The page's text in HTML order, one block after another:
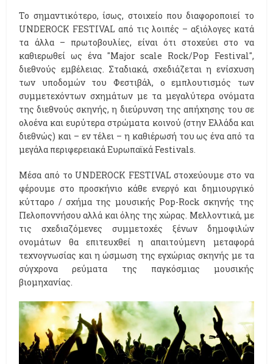
Το σημαντικότερο, ίσως, στοιχείο που διαφοροποιεί το
UNDEROCK FESTIVAL από τις λοιπές – αξιόλογες κατά
τα άλλα – πρωτοβουλίες, είναι ότι στοχεύει στο να
καθιερωθεί ως ένα "Major scale Rock/Pop Festival",
διεθνούς εμβέλειας. Σταδιακά, σχεδιάζεται η ενίσχυση
των υποδομών του Φεστιβάλ, ο εμπλουτισμός των
συμμετεχόντων σχημάτων με τα μεγαλύτερα ονόματα
της διεθνούς σκηνής, η διεύρυνση της απήχησης του σε
ολοένα και ευρύτερα στρώματα κοινού (στην Ελλάδα και
διεθνώς) και – εν τέλει – η καθιέρωσή του ως ένα από τα
μεγάλα περιφερειακά Ευρωπαϊκά Festivals.
Μέσα από το UNDEROCK FESTIVAL στοχεύουμε στο να
φέρουμε στο προσκήνιο κάθε ενεργό και δημιουργικό
κύτταρο / σχήμα της μουσικής Pop-Rock σκηνής της
Πελοποννήσου αλλά και όλης της χώρας. Μελλοντικά, με
τις σχεδιαζόμενες συμμετοχές ξένων δημοφιλών
ονομάτων θα επιτευχθεί η απαιτούμενη μεταφορά
τεχνογνωσίας και η ώσμωση της εγχώριας σκηνής με τα
σύγχρονα ρεύματα της παγκόσμιας μουσικής
βιομηχανίας.